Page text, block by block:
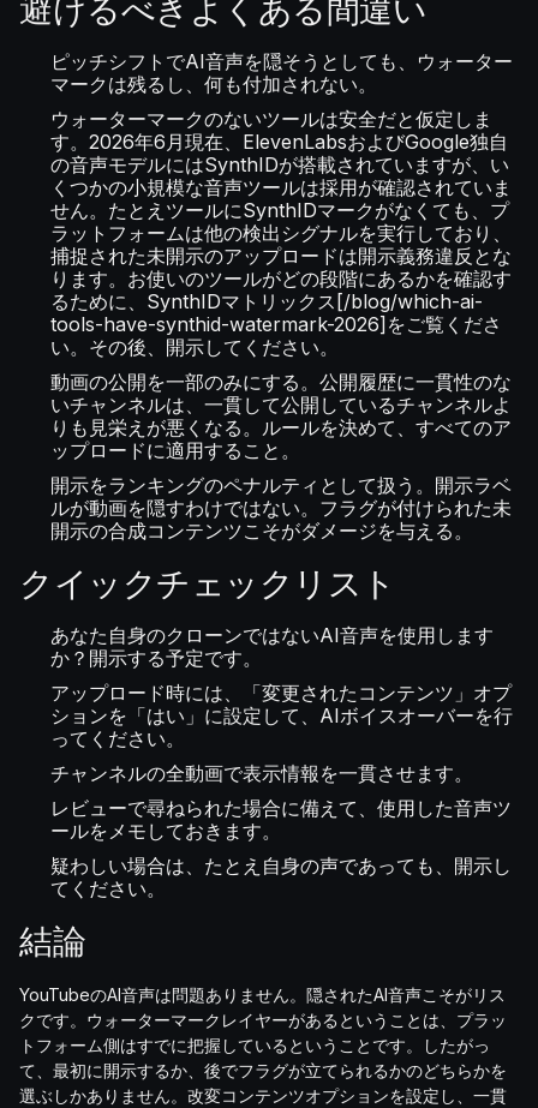
避けるべきよくある間違い
ピッチシフトでAI音声を隠そうとしても、ウォーター
マークは残るし、何も付加されない。
ウォーターマークのないツールは安全だと仮定しま
す。2026年6月現在、ElevenLabsおよびGoogle独自
の音声モデルにはSynthIDが搭載されていますが、い
くつかの小規模な音声ツールは採用が確認されていま
せん。たとえツールにSynthIDマークがなくても、プ
ラットフォームは他の検出シグナルを実行しており、
捕捉された未開示のアップロードは開示義務違反とな
ります。お使いのツールがどの段階にあるかを確認す
るために、SynthIDマトリックス[/blog/which-ai-
tools-have-synthid-watermark-2026]をご覧くださ
い。その後、開示してください。
動画の公開を一部のみにする。公開履歴に一貫性のな
いチャンネルは、一貫して公開しているチャンネルよ
りも見栄えが悪くなる。ルールを決めて、すべてのア
ップロードに適用すること。
開示をランキングのペナルティとして扱う。開示ラベ
ルが動画を隠すわけではない。フラグが付けられた未
開示の合成コンテンツこそがダメージを与える。
クイックチェックリスト
あなた自身のクローンではないAI音声を使用します
か？開示する予定です。
アップロード時には、「変更されたコンテンツ」オプ
ションを「はい」に設定して、AIボイスオーバーを行
ってください。
チャンネルの全動画で表示情報を一貫させます。
レビューで尋ねられた場合に備えて、使用した音声ツ
ールをメモしておきます。
疑わしい場合は、たとえ自身の声であっても、開示し
てください。
結論
YouTubeのAI音声は問題ありません。隠されたAI音声こそがリス
クです。ウォーターマークレイヤーがあるということは、プラッ
トフォーム側はすでに把握しているということです。したがっ
て、最初に開示するか、後でフラグが立てられるかのどちらかを
選ぶしかありません。改変コンテンツオプションを設定し、一貫